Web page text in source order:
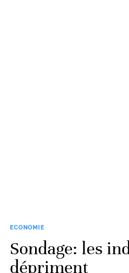
ECONOMIE
Sondage: les
dépriment